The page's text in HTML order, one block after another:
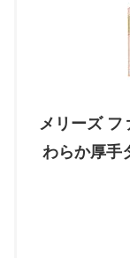
メリーズ フ
わらか厚手